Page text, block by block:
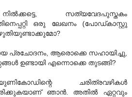
സത്യവേദപുസ്തകം
ഒരു ലേഖനം (പോഡ്കാസ്റ്റു
പ്രചോദനം, ആരൊക്കെ സഹായിച്ചു,
ഉണ്ടായി എന്നൊക്കെ തുടങ്ങി?
ചരിത്രവഴികള്‍
ഞാന്‍. അതില്‍ ഏറ്റവും